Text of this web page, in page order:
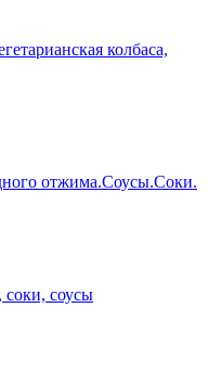
колбаса,
отжима.Соусы.Соки.
соусы